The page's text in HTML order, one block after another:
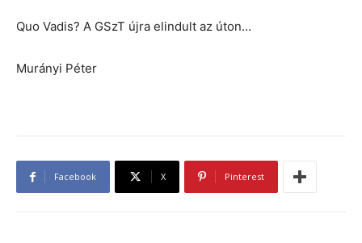
Quo Vadis? A GSzT újra elindult az úton…
Murányi Péter
Facebook X Pinterest